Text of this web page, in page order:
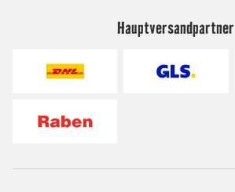
Hauptversandpartner